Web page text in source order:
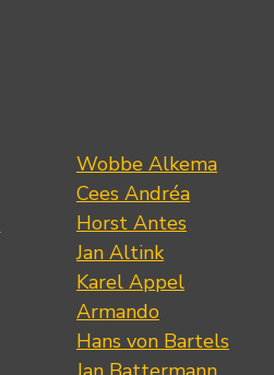
Wobbe Alkema
Cees Andréa
Horst Antes
Jan Altink
Karel Appel
Armando
Hans von Bartels